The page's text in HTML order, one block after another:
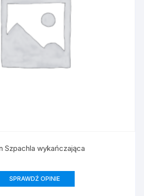
Szpachla wykańczająca
SPRAWDŹ OPINIE